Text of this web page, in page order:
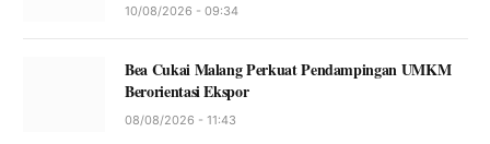
10/08/2026 - 09:34
Bea Cukai Malang Perkuat Pendampingan UMKM
Berorientasi Ekspor
08/08/2026 - 11:43